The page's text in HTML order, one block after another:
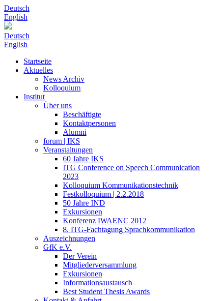
Deutsch
English
Deutsch
English
Startseite
Aktuelles
News Archiv
Kolloquium
Institut
Über uns
Beschäftigte
Kontaktpersonen
Alumni
forum | IKS
Veranstaltungen
60 Jahre IKS
ITG Conference on Speech Communication
2023
Kolloquium Kommunikationstechnik
Festkolloquium | 2.2.2018
50 Jahre IND
Exkursionen
Konferenz IWAENC 2012
8. ITG-Fachtagung Sprachkommunikation
Auszeichnungen
GfK e.V.
Der Verein
Mitgliederversammlung
Exkursionen
Informationsaustausch
Best Student Thesis Awards